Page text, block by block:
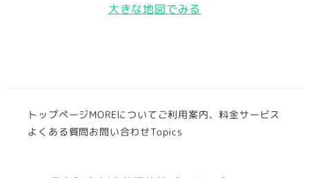
大きな地図でみる
トップページMOREについてご利用案内、料金サービス
よくある質問お問い合わせTopics